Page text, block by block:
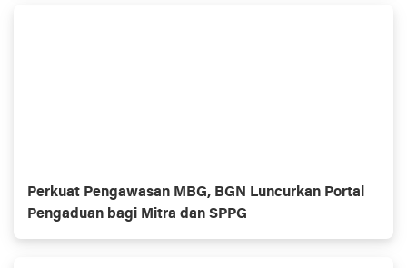
Perkuat Pengawasan MBG, BGN Luncurkan Portal
Pengaduan bagi Mitra dan SPPG